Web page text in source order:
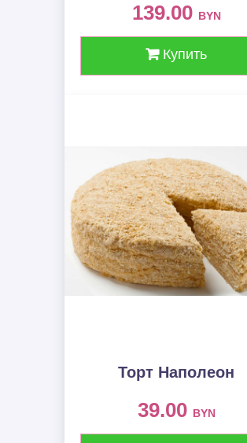
139.00 BYN
Купить
Торт Наполеон
39.00 BYN